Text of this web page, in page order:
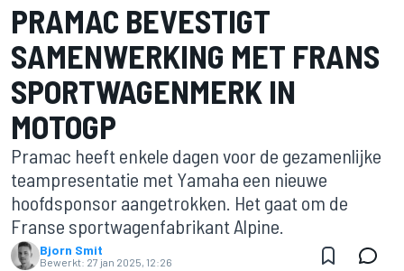
PRAMAC BEVESTIGT
SAMENWERKING MET FRANS
SPORTWAGENMERK IN
MOTOGP
Pramac heeft enkele dagen voor de gezamenlijke
teampresentatie met Yamaha een nieuwe
hoofdsponsor aangetrokken. Het gaat om de
Franse sportwagenfabrikant Alpine.
Bjorn Smit
Bewerkt: 27 jan 2025, 12:26